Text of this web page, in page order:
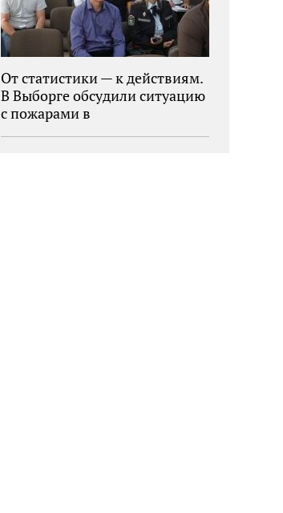
От статистики — к действиям.
В Выборге обсудили ситуацию
с пожарами в